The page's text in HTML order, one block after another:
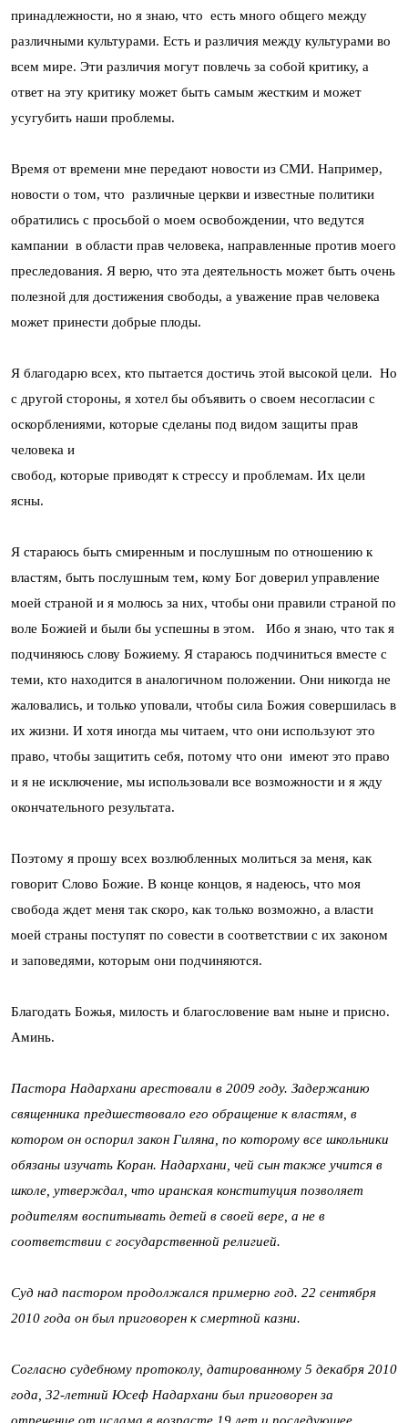
принадлежности, но я знаю, что есть много общего между
различными культурами. Есть и различия между культурами во
всем мире. Эти различия могут повлечь за собой критику, а
ответ на эту критику может быть самым жестким и может
усугубить наши проблемы.
Время от времени мне передают новости из СМИ. Например,
новости о том, что различные церкви и известные политики
обратились с просьбой о моем освобождении, что ведутся
кампании в области прав человека, направленные против моего
преследования. Я верю, что эта деятельность может быть очень
полезной для достижения свободы, а уважение прав человека
может принести добрые плоды.
Я благодарю всех, кто пытается достичь этой высокой цели. Но
с другой стороны, я хотел бы объявить о своем несогласии с
оскорблениями, которые сделаны под видом защиты прав
человека и
свобод, которые приводят к стрессу и проблемам. Их цели
ясны.
Я стараюсь быть смиренным и послушным по отношению к
властям, быть послушным тем, кому Бог доверил управление
моей страной и я молюсь за них, чтобы они правили страной по
воле Божией и были бы успешны в этом. Ибо я знаю, что так я
подчиняюсь слову Божиему. Я стараюсь подчиниться вместе с
теми, кто находится в аналогичном положении. Они никогда не
жаловались, и только уповали, чтобы сила Божия совершилась в
их жизни. И хотя иногда мы читаем, что они используют это
право, чтобы защитить себя, потому что они имеют это право
и я не исключение, мы использовали все возможности и я жду
окончательного результата.
Поэтому я прошу всех возлюбленных молиться за меня, как
говорит Слово Божие. В конце концов, я надеюсь, что моя
свобода ждет меня так скоро, как только возможно, а власти
моей страны поступят по совести в соответствии с их законом
и заповедями, которым они подчиняются.
Благодать Божья, милость и благословение вам ныне и присно.
Аминь.
Пастора Надархани арестовали в 2009 году. Задержанию
священника предшествовало его обращение к властям, в
котором он оспорил закон Гиляна, по которому все школьники
обязаны изучать Коран. Надархани, чей сын также учится в
школе, утверждал, что иранская конституция позволяет
родителям воспитывать детей в своей вере, а не в
соответствии с государственной религией.
Суд над пастором продолжался примерно год. 22 сентября
2010 года он был приговорен к смертной казни.
Согласно судебному протоколу, датированному 5 декабря 2010
года, 32-летний Юсеф Надархани был приговорен за